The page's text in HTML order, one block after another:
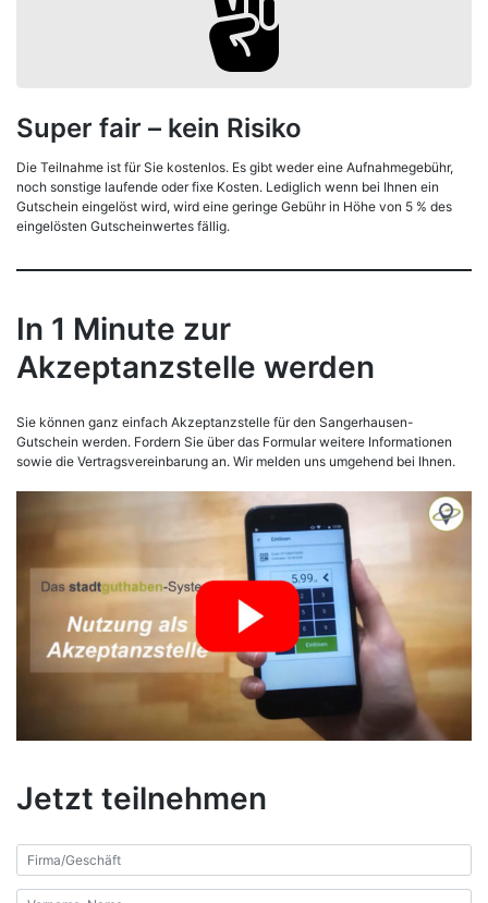
Super fair – kein Risiko
Die Teilnahme ist für Sie kostenlos. Es gibt weder eine Aufnahmegebühr,
noch sonstige laufende oder fixe Kosten. Lediglich wenn bei Ihnen ein
Gutschein eingelöst wird, wird eine geringe Gebühr in Höhe von 5 % des
eingelösten Gutscheinwertes fällig.
In 1 Minute zur
Akzeptanzstelle werden
Sie können ganz einfach Akzeptanzstelle für den Sangerhausen-
Gutschein werden. Fordern Sie über das Formular weitere Informationen
sowie die Vertragsvereinbarung an. Wir melden uns umgehend bei Ihnen.
Jetzt teilnehmen